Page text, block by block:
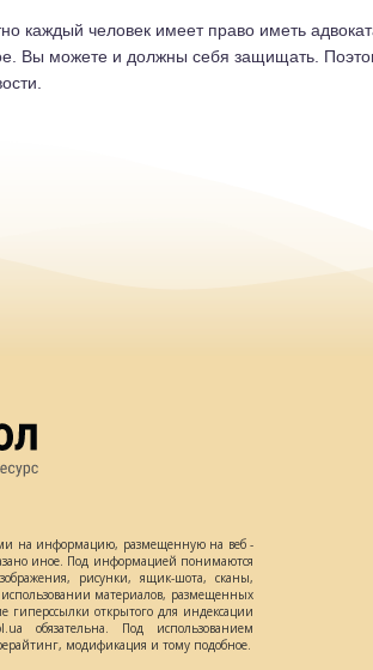
каждый человек имеет право иметь
Вы можете и должны себя защищать.
на информацию, размещенную на веб -
иное. Под информацией понимаются
рисунки, ящик-шота, сканы,
материалов, размещенных
гиперссылки открытого для индексации
обязательна. Под использованием
модификация и тому подобное.